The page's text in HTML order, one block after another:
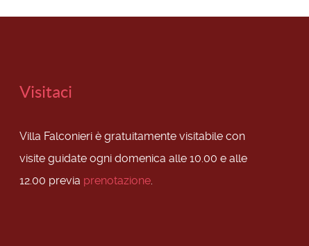
Visitaci
Villa Falconieri è gratuitamente visitabile con
visite guidate ogni domenica alle 10.00 e alle
12.00 previa prenotazione.